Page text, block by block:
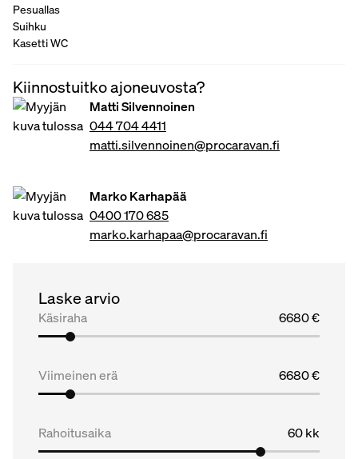
Pesuallas
Suihku
Kasetti WC
Kiinnostuitko ajoneuvosta?
Matti Silvennoinen
044 704 4411
matti.silvennoinen@procaravan.fi
Marko Karhapää
0400 170 685
marko.karhapaa@procaravan.fi
Laske arvio
Käsiraha 6680 €
Viimeinen erä 6680 €
Rahoitusaika 60 kk